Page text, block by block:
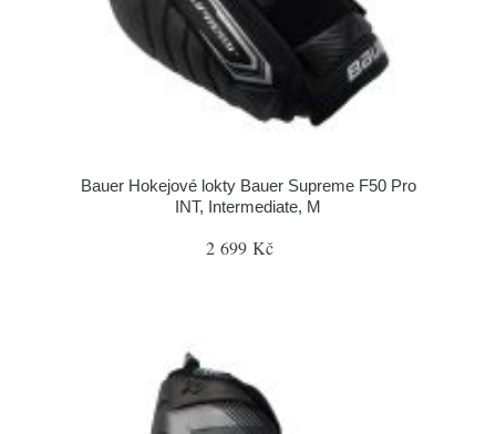
Bauer Hokejové lokty Bauer Supreme F50 Pro
INT, Intermediate, M
2 699 Kč